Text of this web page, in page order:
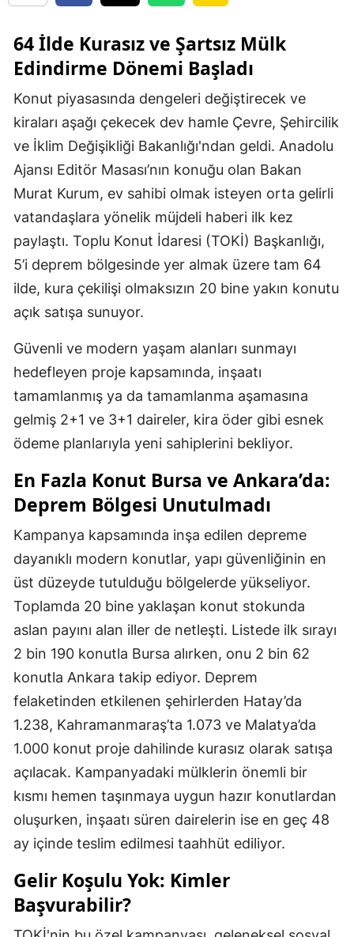
64 İlde Kurasız ve Şartsız Mülk
Edindirme Dönemi Başladı
Konut piyasasında dengeleri değiştirecek ve
kiraları aşağı çekecek dev hamle Çevre, Şehircilik
ve İklim Değişikliği Bakanlığı'ndan geldi. Anadolu
Ajansı Editör Masası’nın konuğu olan Bakan
Murat Kurum, ev sahibi olmak isteyen orta gelirli
vatandaşlara yönelik müjdeli haberi ilk kez
paylaştı. Toplu Konut İdaresi (TOKİ) Başkanlığı,
5’i deprem bölgesinde yer almak üzere tam 64
ilde, kura çekilişi olmaksızın 20 bine yakın konutu
açık satışa sunuyor.
Güvenli ve modern yaşam alanları sunmayı
hedefleyen proje kapsamında, inşaatı
tamamlanmış ya da tamamlanma aşamasına
gelmiş 2+1 ve 3+1 daireler, kira öder gibi esnek
ödeme planlarıyla yeni sahiplerini bekliyor.
En Fazla Konut Bursa ve Ankara’da:
Deprem Bölgesi Unutulmadı
Kampanya kapsamında inşa edilen depreme
dayanıklı modern konutlar, yapı güvenliğinin en
üst düzeyde tutulduğu bölgelerde yükseliyor.
Toplamda 20 bine yaklaşan konut stokunda
aslan payını alan iller de netleşti. Listede ilk sırayı
2 bin 190 konutla Bursa alırken, onu 2 bin 62
konutla Ankara takip ediyor. Deprem
felaketinden etkilenen şehirlerden Hatay’da
1.238, Kahramanmaraş’ta 1.073 ve Malatya’da
1.000 konut proje dahilinde kurasız olarak satışa
açılacak. Kampanyadaki mülklerin önemli bir
kısmı hemen taşınmaya uygun hazır konutlardan
oluşurken, inşaatı süren dairelerin ise en geç 48
ay içinde teslim edilmesi taahhüt ediliyor.
Gelir Koşulu Yok: Kimler
Başvurabilir?